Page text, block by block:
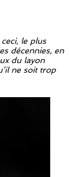
le plus
décennies, en
du layon
ne soit trop